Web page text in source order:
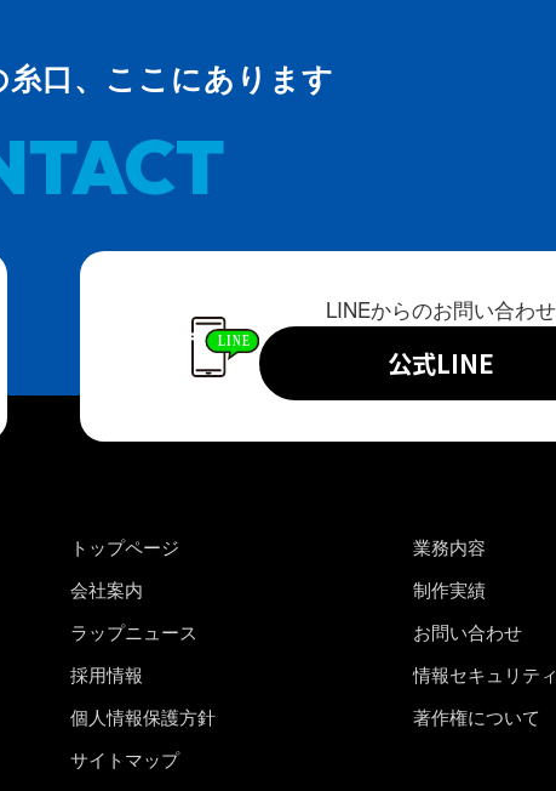
口、ここにあります
LINEからのお問い合わせ
公式LINE
トップページ
業務内容
会社案内
制作実績
ラップニュース
お問い合わせ
採用情報
情報セキュリテ
個人情報保護方針
著作権について
サイトマップ